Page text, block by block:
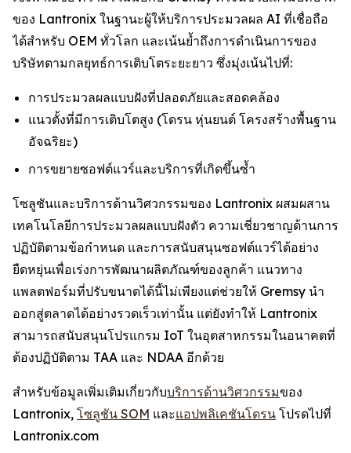
ของ Lantronix ในฐานะผู้ให้บริการประมวลผล AI ที่เชื่อถือ
ได้สำหรับ OEM ทั่วโลก และเน้นย้ำถึงการดำเนินการของ
บริษัทตามกลยุทธ์การเติบโตระยะยาว ซึ่งมุ่งเน้นไปที่:
การประมวลผลแบบฝังที่ปลอดภัยและสอดคล้อง
แนวตั้งที่มีการเติบโตสูง (โดรน หุ่นยนต์ โครงสร้างพื้นฐาน
อัจฉริยะ)
การขยายซอฟต์แวร์และบริการที่เกิดขึ้นซ้ำ
โซลูชันและบริการด้านวิศวกรรมของ Lantronix ผสมผสาน
เทคโนโลยีการประมวลผลแบบฝังตัว ความเชี่ยวชาญด้านการ
ปฏิบัติตามข้อกำหนด และการสนับสนุนซอฟต์แวร์ได้อย่าง
ยืดหยุ่นเพื่อเร่งการพัฒนาผลิตภัณฑ์ของลูกค้า แนวทาง
แพลตฟอร์มที่ปรับขนาดได้นี้ไม่เพียงแต่ช่วยให้ Gremsy นำ
ออกสู่ตลาดได้อย่างรวดเร็วเท่านั้น แต่ยังทำให้ Lantronix
สามารถสนับสนุนโปรแกรม IoT ในอุตสาหกรรมในอนาคตที่
ต้องปฏิบัติตาม TAA และ NDAA อีกด้วย
สำหรับข้อมูลเพิ่มเติมเกี่ยวกับบริการด้านวิศวกรรมของ
Lantronix, โซลูชัน SOM และแอปพลิเคชันโดรน โปรดไปที่
Lantronix.com